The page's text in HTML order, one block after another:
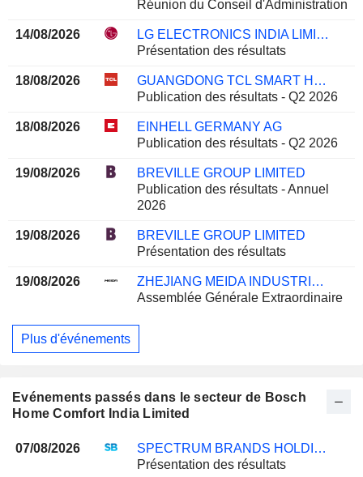
Réunion du Conseil d'Administration
14/08/2026
LG ELECTRONICS INDIA LIMITED
Présentation des résultats
18/08/2026
GUANGDONG TCL SMART HOME APPLIANCES CO., LTD.
Publication des résultats - Q2 2026
18/08/2026
EINHELL GERMANY AG
Publication des résultats - Q2 2026
19/08/2026
BREVILLE GROUP LIMITED
Publication des résultats - Annuel
2026
19/08/2026
BREVILLE GROUP LIMITED
Présentation des résultats
19/08/2026
ZHEJIANG MEIDA INDUSTRIAL CO., LTD.
Assemblée Générale Extraordinaire
Plus d'événements
Evénements passés dans le secteur de Bosch
Home Comfort India Limited
07/08/2026
SPECTRUM BRANDS HOLDINGS, INC.
Présentation des résultats